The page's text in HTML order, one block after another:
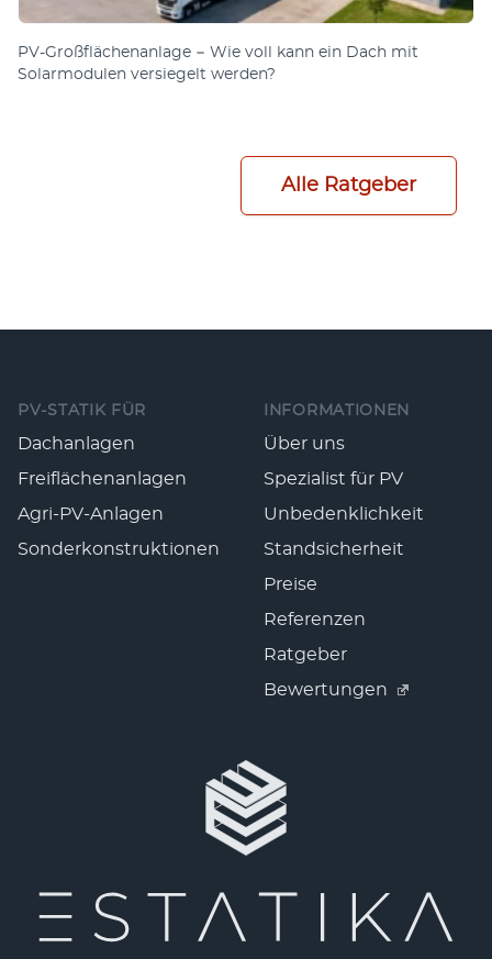
PV-Großflächenanlage − Wie voll kann ein Dach mit
Solarmodulen versiegelt werden?
Alle Ratgeber
PV-STATIK FÜR
Dachanlagen
Freiflächenanlagen
Agri-PV-Anlagen
Sonderkonstruktionen
INFORMATIONEN
Über uns
Spezialist für PV
Unbedenklichkeit
Standsicherheit
Preise
Referenzen
Ratgeber
Bewertungen